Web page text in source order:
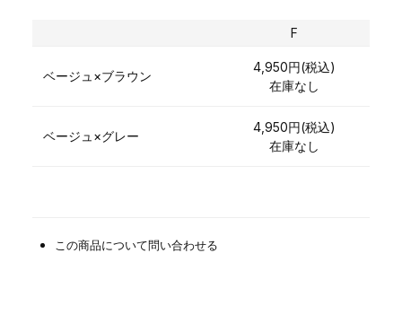
F
ベージュ×ブラウン
4,950円(税込)
在庫なし
ベージュ×グレー
4,950円(税込)
在庫なし
この商品について問い合わせる